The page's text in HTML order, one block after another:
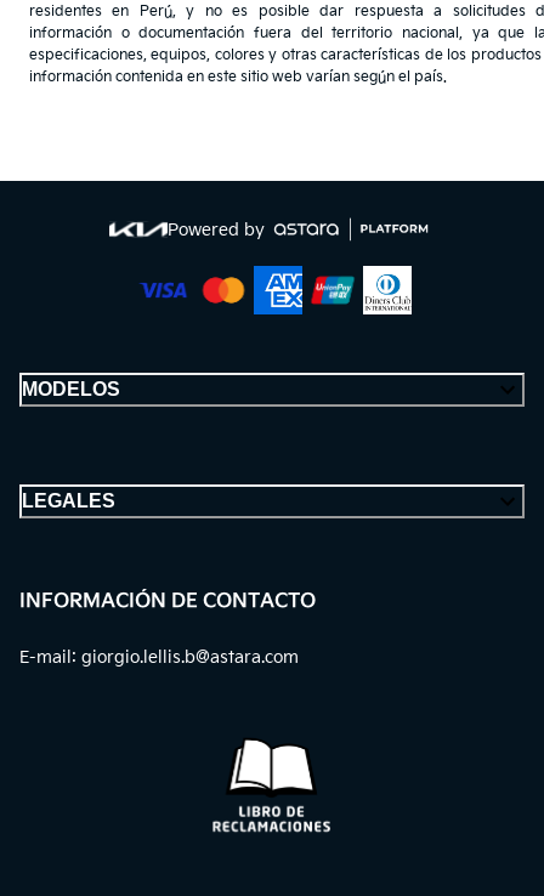
residentes en Perú, y no es posible dar respuesta a solicitudes
información o documentación fuera del territorio nacional, ya que
especificaciones, equipos, colores y otras características de los productos
información contenida en este sitio web varían según el país.
Powered by
MODELOS
LEGALES
INFORMACIÓN DE CONTACTO
E-mail : giorgio.lellis.b@astara.com